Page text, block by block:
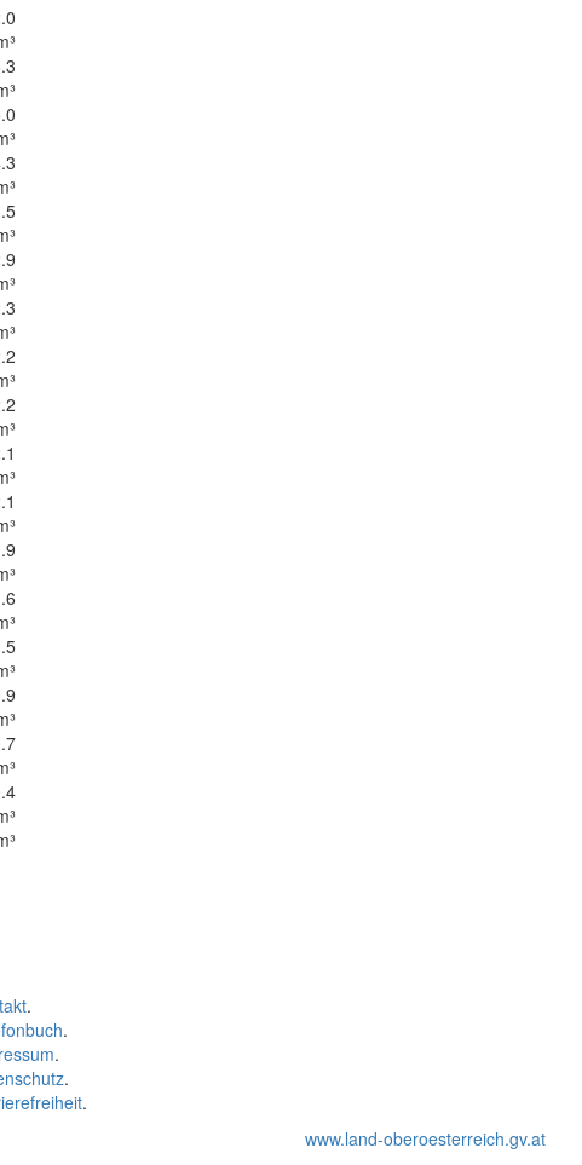
.
.
.
.
.
www.land-oberoesterreich.gv.at